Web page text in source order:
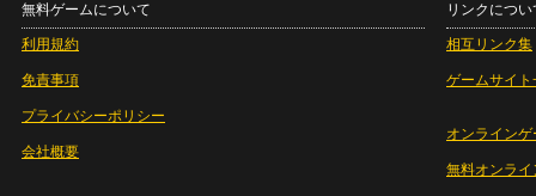
無料ゲームについて
利用規約
免責事項
プライバシーポリシー
会社概要
リンクについ
相互リンク集
ゲームサイト
オンラインゲ
無料オンライ